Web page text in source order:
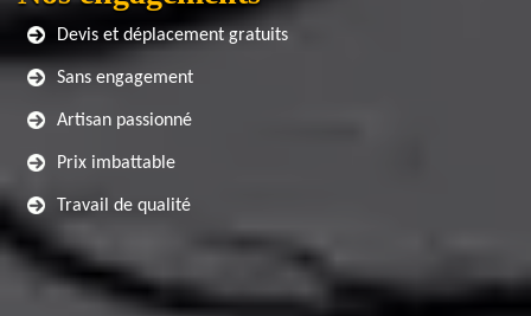
Devis et déplacement gratuits
Sans engagement
Artisan passionné
Prix imbattable
Travail de qualité